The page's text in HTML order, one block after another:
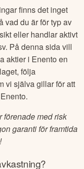
finns det inget
vad du är för typ av
eller handlar aktivt
På denna sida vill
aktier i Enento en
följa
vi själva gillar för att
Enento.
förenade med risk
garanti för framtida